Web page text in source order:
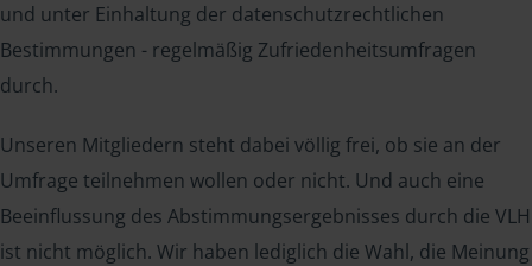
und unter Einhaltung der datenschutzrechtlichen
Bestimmungen - regelmäßig Zufriedenheitsumfragen
durch.
Unseren Mitgliedern steht dabei völlig frei, ob sie an der
Umfrage teilnehmen wollen oder nicht. Und auch eine
Beeinflussung des Abstimmungsergebnisses durch die VLH
ist nicht möglich. Wir haben lediglich die Wahl, die Meinung